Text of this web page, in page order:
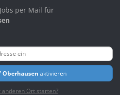
per Mail für
Oberhausen aktivieren
anderen Ort starten?